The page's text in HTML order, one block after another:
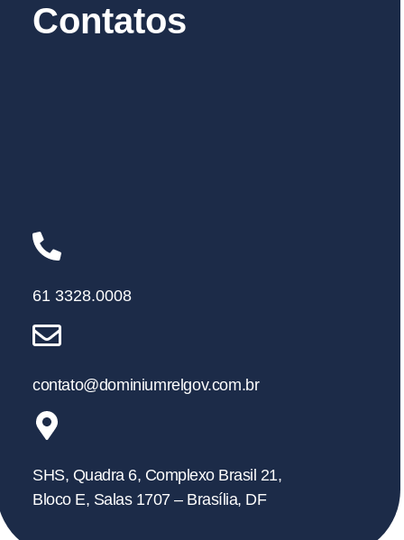
Contatos
61 3328.0008
contato@dominiumrelgov.com.br
SHS, Quadra 6, Complexo Brasil 21,
Bloco E, Salas 1707 – Brasília, DF